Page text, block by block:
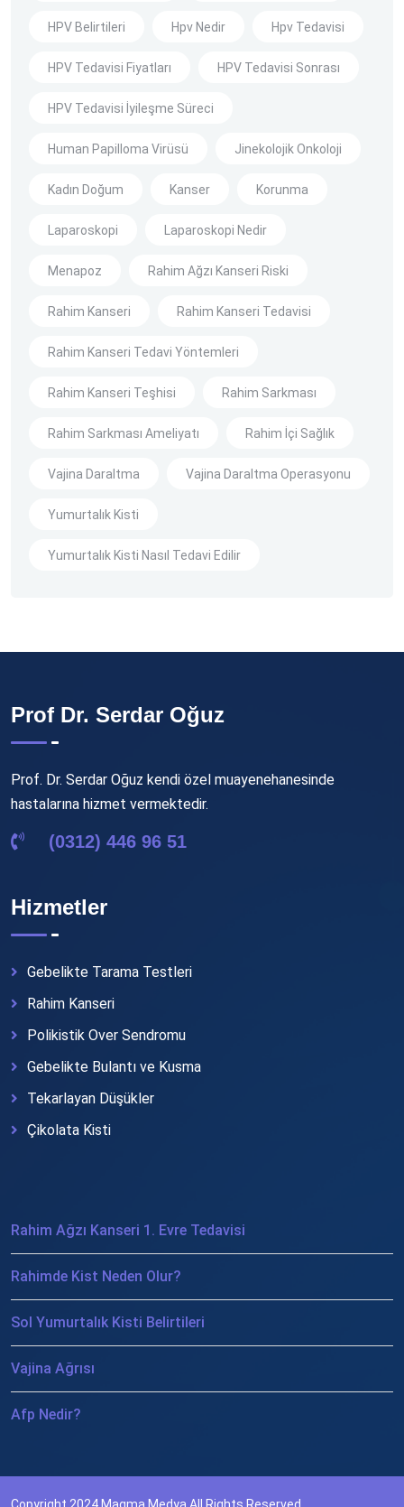
HPV Belirtileri Hpv Nedir Hpv Tedavisi
HPV Tedavisi Fiyatları HPV Tedavisi Sonrası
HPV Tedavisi İyileşme Süreci
Human Papilloma Virüsü Jinekolojik Onkoloji
Kadın Doğum Kanser Korunma
Laparoskopi Laparoskopi Nedir
Menapoz Rahim Ağzı Kanseri Riski
Rahim Kanseri Rahim Kanseri Tedavisi
Rahim Kanseri Tedavi Yöntemleri
Rahim Kanseri Teşhisi Rahim Sarkması
Rahim Sarkması Ameliyatı Rahim İçi Sağlık
Vajina Daraltma Vajina Daraltma Operasyonu
Yumurtalık Kisti
Yumurtalık Kisti Nasıl Tedavi Edilir
Prof Dr. Serdar Oğuz
Prof. Dr. Serdar Oğuz kendi özel muayenehanesinde
hastalarına hizmet vermektedir.
(0312) 446 96 51
Hizmetler
Gebelikte Tarama Testleri
Rahim Kanseri
Polikistik Over Sendromu
Gebelikte Bulantı ve Kusma
Tekarlayan Düşükler
Çikolata Kisti
Rahim Ağzı Kanseri 1. Evre Tedavisi
Rahimde Kist Neden Olur?
Sol Yumurtalık Kisti Belirtileri
Vajina Ağrısı
Afp Nedir?
Copyright 2024 Magma Medya All Rights Reserved